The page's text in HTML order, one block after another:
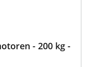
- 200 kg -